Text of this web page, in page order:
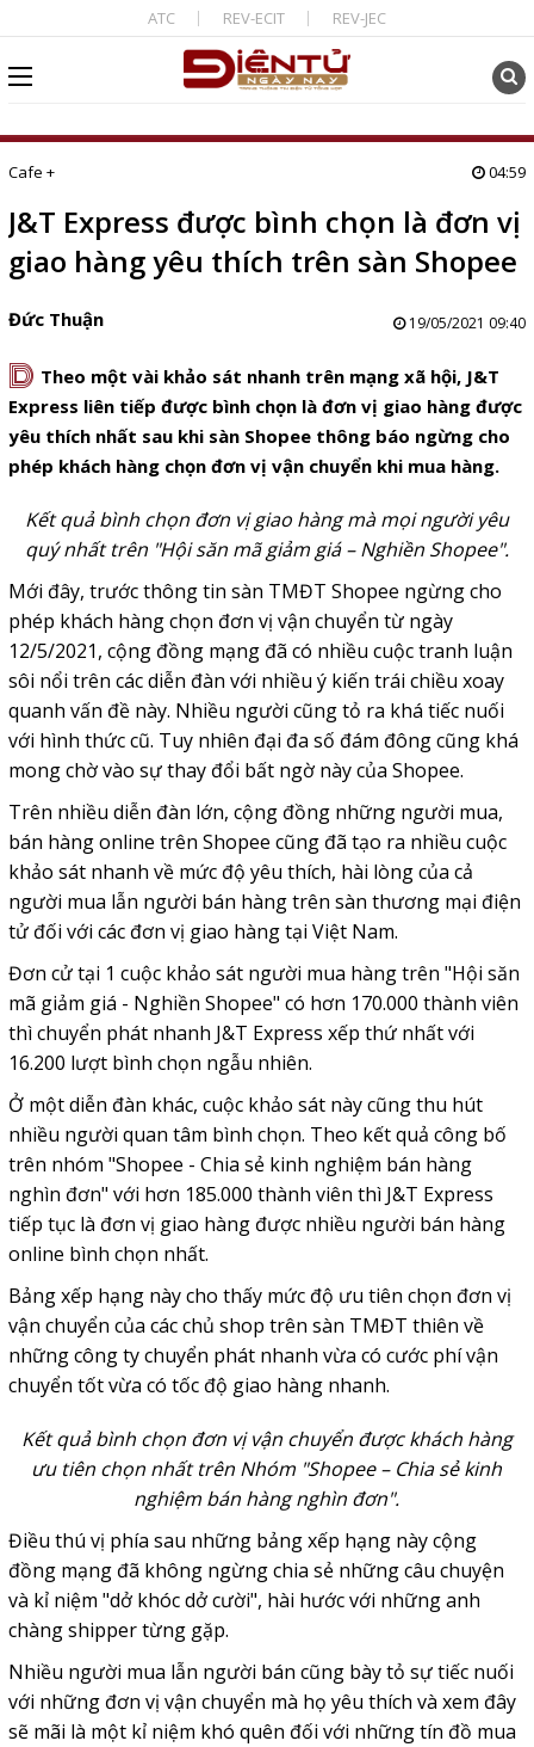
ATC REV-ECIT REV-JEC
Cafe + 04:59
J&T Express được bình chọn là đơn vị
giao hàng yêu thích trên sàn Shopee
Đức Thuận 19/05/2021 09:40
D Theo một vài khảo sát nhanh trên mạng xã hội, J&T
Express liên tiếp được bình chọn là đơn vị giao hàng được
yêu thích nhất sau khi sàn Shopee thông báo ngừng cho
phép khách hàng chọn đơn vị vận chuyển khi mua hàng.
Kết quả bình chọn đơn vị giao hàng mà mọi người yêu
quý nhất trên "Hội săn mã giảm giá – Nghiền Shopee".
Mới đây, trước thông tin sàn TMĐT Shopee ngừng cho
phép khách hàng chọn đơn vị vận chuyển từ ngày
12/5/2021, cộng đồng mạng đã có nhiều cuộc tranh luận
sôi nổi trên các diễn đàn với nhiều ý kiến trái chiều xoay
quanh vấn đề này. Nhiều người cũng tỏ ra khá tiếc nuối
với hình thức cũ. Tuy nhiên đại đa số đám đông cũng khá
mong chờ vào sự thay đổi bất ngờ này của Shopee.
Trên nhiều diễn đàn lớn, cộng đồng những người mua,
bán hàng online trên Shopee cũng đã tạo ra nhiều cuộc
khảo sát nhanh về mức độ yêu thích, hài lòng của cả
người mua lẫn người bán hàng trên sàn thương mại điện
tử đối với các đơn vị giao hàng tại Việt Nam.
Đơn cử tại 1 cuộc khảo sát người mua hàng trên "Hội săn
mã giảm giá - Nghiền Shopee" có hơn 170.000 thành viên
thì chuyển phát nhanh J&T Express xếp thứ nhất với
16.200 lượt bình chọn ngẫu nhiên.
Ở một diễn đàn khác, cuộc khảo sát này cũng thu hút
nhiều người quan tâm bình chọn. Theo kết quả công bố
trên nhóm "Shopee - Chia sẻ kinh nghiệm bán hàng
nghìn đơn" với hơn 185.000 thành viên thì J&T Express
tiếp tục là đơn vị giao hàng được nhiều người bán hàng
online bình chọn nhất.
Bảng xếp hạng này cho thấy mức độ ưu tiên chọn đơn vị
vận chuyển của các chủ shop trên sàn TMĐT thiên về
những công ty chuyển phát nhanh vừa có cước phí vận
chuyển tốt vừa có tốc độ giao hàng nhanh.
Kết quả bình chọn đơn vị vận chuyển được khách hàng
ưu tiên chọn nhất trên Nhóm "Shopee – Chia sẻ kinh
nghiệm bán hàng nghìn đơn".
Điều thú vị phía sau những bảng xếp hạng này cộng
đồng mạng đã không ngừng chia sẻ những câu chuyện
và kỉ niệm "dở khóc dở cười", hài hước với những anh
chàng shipper từng gặp.
Nhiều người mua lẫn người bán cũng bày tỏ sự tiếc nuối
với những đơn vị vận chuyển mà họ yêu thích và xem đây
sẽ mãi là một kỉ niệm khó quên đối với những tín đồ mua